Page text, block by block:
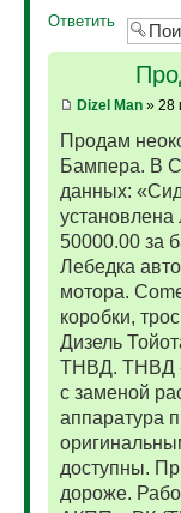
Ответить
Dizel Man» 28
Продам
Бампера. В
данных:
50000.00 за
Лебедка
мотора.
коробки,
Дизель
ТНВД. ТНВД -
с заменой
аппаратура
доступны.
дороже.